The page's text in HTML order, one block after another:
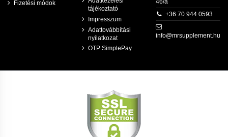
Fizetési módok
tájékoztató
Impresszum
Adattovábbítási
nyilatkozat
OTP SimplePay
46/a
+36 70 944 0593
info@mrsupplement.hu